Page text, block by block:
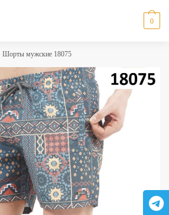
0
Шорты мужские 18075